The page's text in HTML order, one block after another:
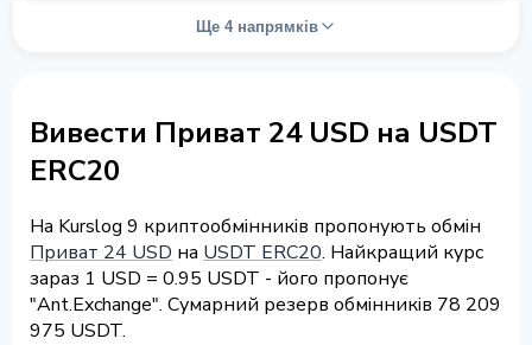
Ще 4 напрямків
Вивести Приват 24 USD на USDT
ERC20
На Kurslog 9 криптообмінників пропонують обмін
Приват 24 USD на USDT ERC20. Найкращий курс
зараз 1 USD = 0.95 USDT - його пропонує
"Ant.Exchange". Сумарний резерв обмінників 78 209
975 USDT.